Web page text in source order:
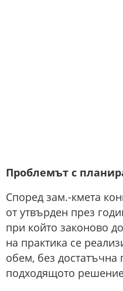
Проблемът с
Според зам.-кмета
от утвърден през
при който законово
на практика се
обем, без достатъчна
подходящото